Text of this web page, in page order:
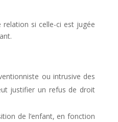
si celle-ci est jugée
ou intrusive des
justifier un refus de droit
de l’enfant, en fonction